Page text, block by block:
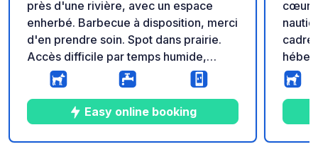
près d'une rivière, avec un espace
enherbé. Barbecue à disposition, merci
d'en prendre soin. Spot dans prairie.
Accès difficile par temps humide,
réservé aux 4x4. Sur D558, panneau
park4night indique où tourner.
Contactez le propriétaire si besoin.
Rappel : - Pensez à enregistrer le
geoCode à votre arrivée - Mon
Easy online booking
cœur
cadre
pour